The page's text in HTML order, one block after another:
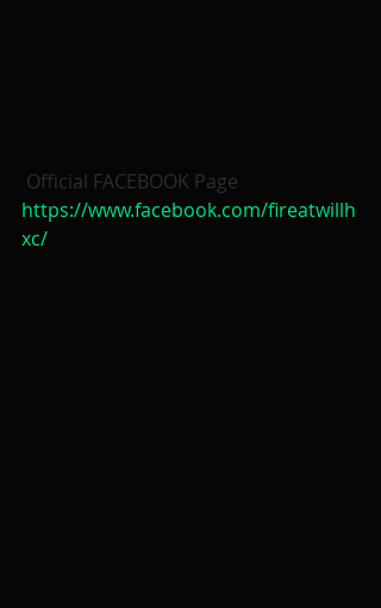
Official FACEBOOK Page
https://www.facebook.com/fireatwillh
xc/